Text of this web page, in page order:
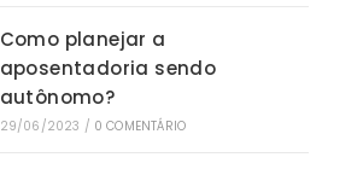
Como planejar a
aposentadoria sendo
autônomo?
29/06/2023 / 0 COMENTÁRIO